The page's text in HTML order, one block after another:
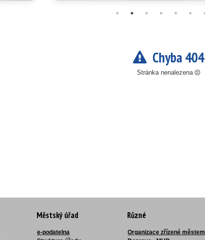
Chyba 404
Stránka nenalezena
Městský úřad
e-podatelna
Různé
Organizace zřízené městem